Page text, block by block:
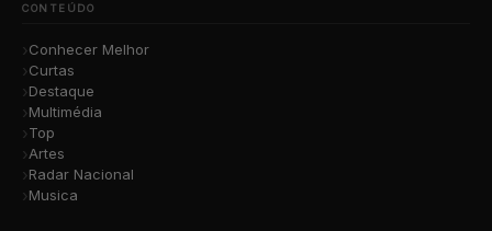
CONTEÚDO
Conhecer Melhor
Curtas
Destaque
Multimédia
Top
Artes
Radar Nacional
Musica